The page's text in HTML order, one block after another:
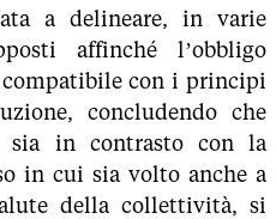
a delineare, in varie
affinché l’obbligo
con i principi
concludendo che
sia in contrasto con la
in cui sia volto anche a
della collettività, si